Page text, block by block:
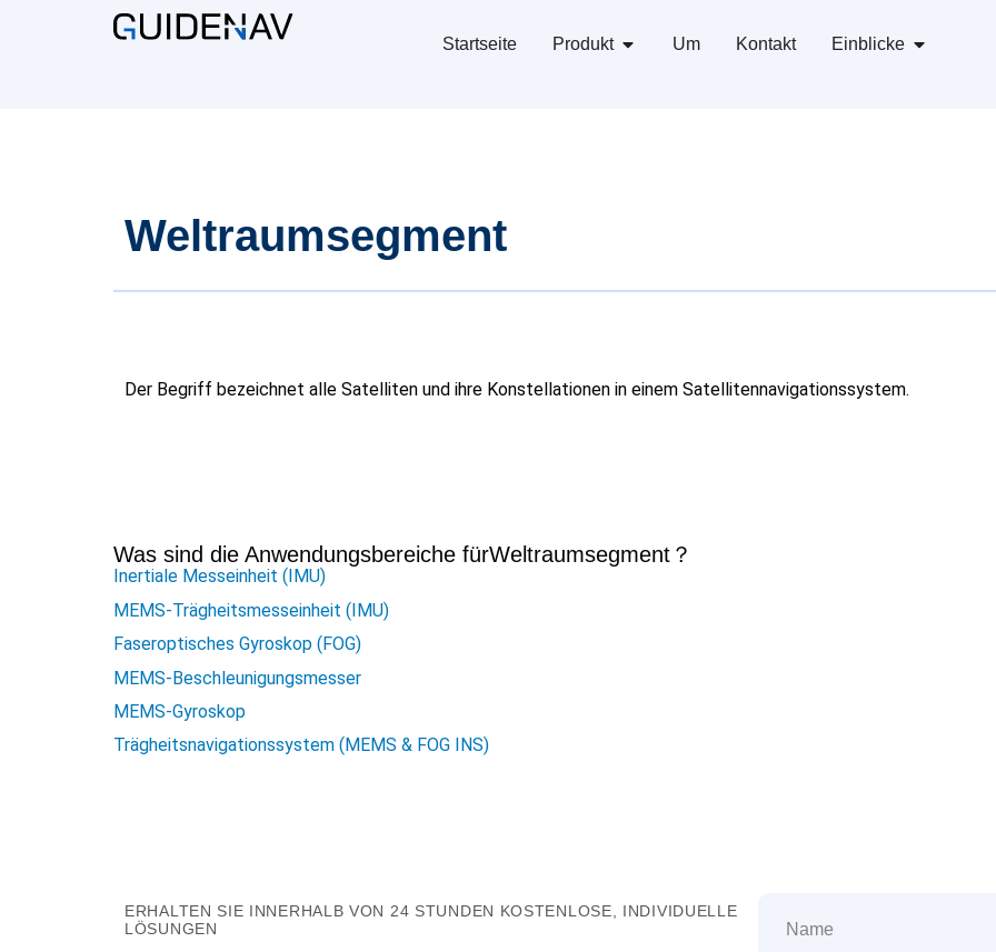
Startseite Produkt Um Kontakt Einblicke
Weltraumsegment
Der Begriff bezeichnet alle Satelliten und ihre Konstellationen in einem Satellitennavigationssystem.
Was sind die Anwendungsbereiche fürWeltraumsegment ？
Inertiale Messeinheit (IMU)
MEMS-Trägheitsmesseinheit (IMU)
Faseroptisches Gyroskop (FOG)
MEMS-Beschleunigungsmesser
MEMS-Gyroskop
Trägheitsnavigationssystem (MEMS & FOG INS)
ERHALTEN SIE INNERHALB VON 24 STUNDEN KOSTENLOSE, INDIVIDUELLE
LÖSUNGEN
Name